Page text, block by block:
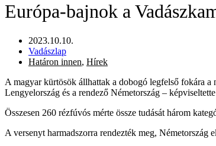
Európa-bajnok a
2023.10.10.
Vadászlap
Határon innen, Hírek
A magyar kürtösök állhattak a dobogó legfelső fokára
Lengyelország és a rendező Németország –
Összesen 260 rézfúvós mérte össze tudását három
A versenyt harmadszorra rendezték meg,